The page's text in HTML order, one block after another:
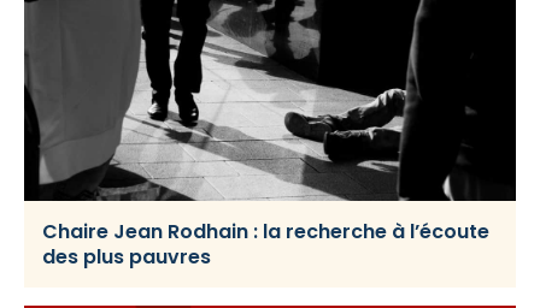
Chaire Jean Rodhain : la recherche à l’écoute
des plus pauvres